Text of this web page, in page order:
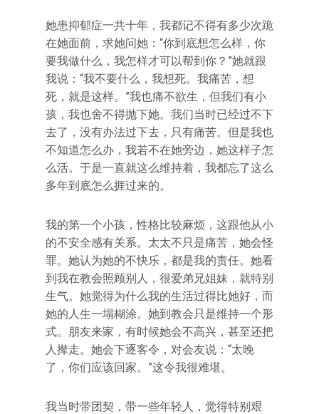
她患抑郁症一共十年，我都记不得有多少次跪
在她面前，求她问她：“你到底想怎么样，你
要我做什么，我怎样才可以帮到你？”她就跟
我说：“我不要什么，我想死。我痛苦，想
死，就是这样。”我也痛不欲生，但我们有小
孩，我也舍不得抛下她。我们当时已经过不下
去了，没有办法过下去，只有痛苦。但是我也
不知道怎么办，我若不在她旁边，她这样子怎
么活。于是一直就这么维持着，我都忘了这么
多年到底怎么捱过来的。
我的第一个小孩，性格比较麻烦，这跟他从小
的不安全感有关系。太太不只是痛苦，她会怪
罪。她认为她的不快乐，都是我的责任。她看
到我在教会照顾别人，很爱弟兄姐妹，就特别
生气。她觉得为什么我的生活过得比她好，而
她的人生一塌糊涂。她到教会只是维持一个形
式。朋友来家，有时候她会不高兴，甚至还把
人撵走。她会下逐客令，对会友说：“太晚
了，你们应该回家。”这令我很难堪。
我当时带团契，带一些年轻人，觉得特别艰